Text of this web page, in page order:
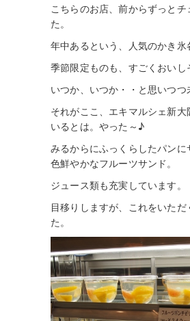
こちらのお店、前からずっとチ
た。
年中あるという、人気のかき氷
季節限定ものも、すごくおいし
いつか、いつか・・と思いつつ
それがここ、エキマルシェ新大
いるとは。やった～♪
みるからにふっくらしたパンに
色鮮やかなフルーツサンド。
ジュース類も充実しています。
目移りしますが、これをいただ
た。